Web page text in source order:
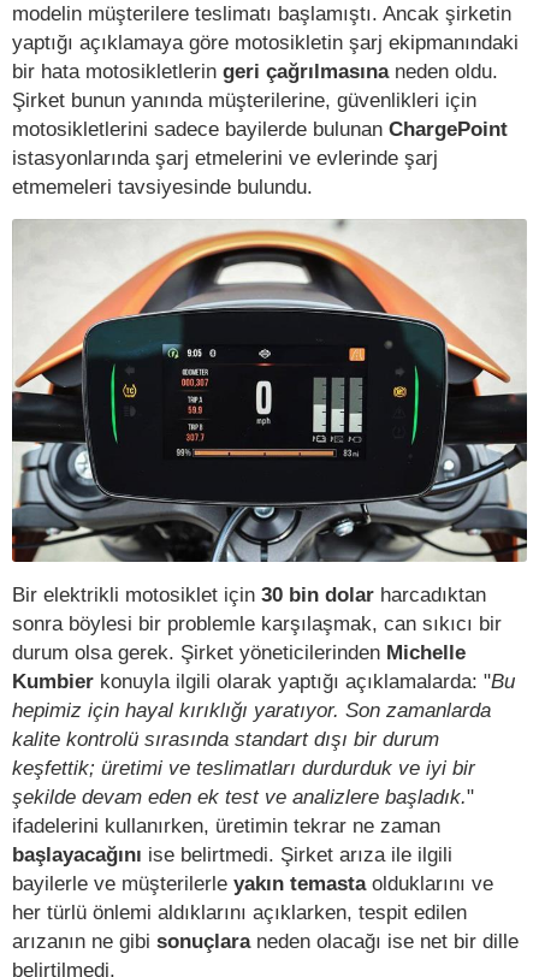
modelin müşterilere teslimatı başlamıştı. Ancak şirketin
yaptığı açıklamaya göre motosikletin şarj ekipmanındaki
bir hata motosikletlerin geri çağrılmasınaneden oldu.
Şirket bunun yanında müşterilerine, güvenlikleri için
motosikletlerini sadece bayilerde bulunan ChargePoint
istasyonlarında şarj etmelerini ve evlerinde şarj
etmemeleri tavsiyesinde bulundu.
Bir elektrikli motosiklet için 30 bin dolar harcadıktan
sonra böylesi bir problemle karşılaşmak, can sıkıcı bir
durum olsa gerek. Şirket yöneticilerinden Michelle
Kumbier konuyla ilgili olarak yaptığı açıklamalarda: "Bu
hepimiz için hayal kırıklığı yaratıyor. Son zamanlarda
kalite kontrolü sırasında standart dışı bir durum
keşfettik; üretimi ve teslimatları durdurduk ve iyi bir
şekilde devam eden ek test ve analizlere başladık."
ifadelerini kullanırken, üretimin tekrar ne zaman
başlayacağını ise belirtmedi. Şirket arıza ile ilgili
bayilerle ve müşterilerle yakın temasta olduklarını ve
her türlü önlemi aldıklarını açıklarken, tespit edilen
arızanın ne gibi sonuçlaraneden olacağı ise net bir dille
belirtilmedi.